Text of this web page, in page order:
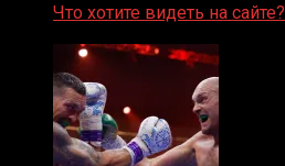
Что хотите видеть на сайте?